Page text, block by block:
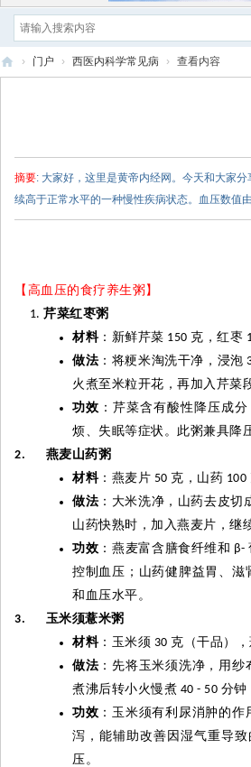
› 门户 › 西医内科学常见病 › 查看内容
摘要: 大家好，这里是黄帝内经网。今天和大家
续高于正常水平的一种慢性疾病状态。血压数值
【高血压的食疗养生粥】
芹菜红枣粥
材料：新鲜芹菜 150 克，红枣
做法 ：将粳米淘洗干净，浸泡
火煮至米粒开花，再加入芹菜
功效 ：芹菜含有酸性降压成
烦、失眠等症状。此粥兼具降
2.
燕麦山药粥
材料：燕麦片 50 克，山药 100
做法 ：大米洗净，山药去皮
山药快熟时，加入燕麦片，继
功效 ：燕麦富含膳食纤维和 β-
控制血压；山药健脾益胃、
和血压水平。
3.
玉米须薏米粥
材料：玉米须 30 克（干品）
做法 ：先将玉米须洗净，用
煮沸后转小火慢煮 40 - 50 分钟
功效 ：玉米须有利尿消肿的
泻，能辅助改善因湿气重导
压。